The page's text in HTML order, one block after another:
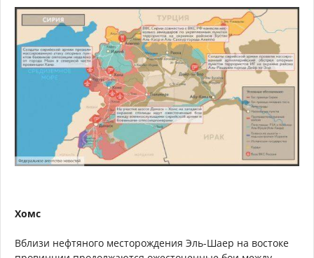
Хомс
Вблизи нефтяного месторождения Эль-Шаер на востоке